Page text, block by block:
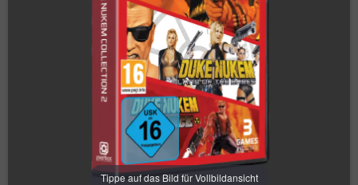
Tippe auf das Bild für Vollbildansicht